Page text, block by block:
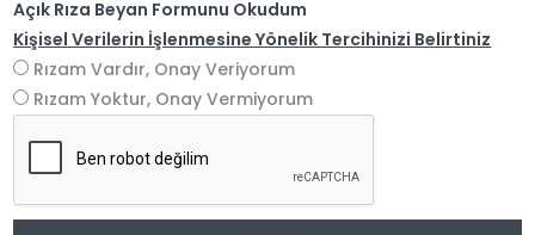
Açık Rıza Beyan Formunu Okudum
Kişisel Verilerin İşlenmesine Yönelik Tercihinizi Belirtiniz
Rızam Vardır, Onay Veriyorum
Rızam Yoktur, Onay Vermiyorum